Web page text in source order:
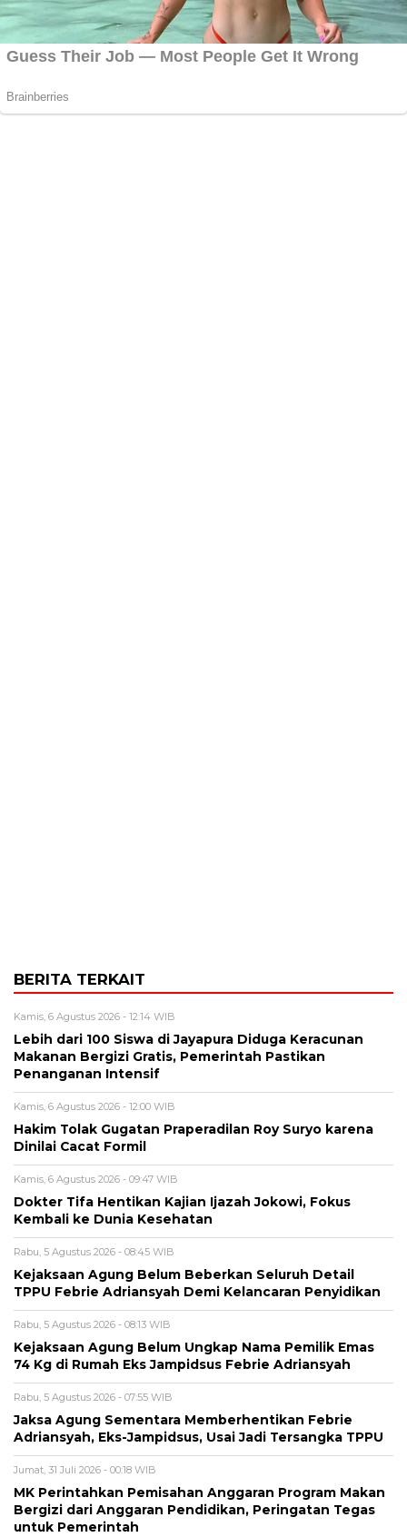
BERITA TERKAIT
Kamis, 6 Agustus 2026 - 12:14 WIB
Lebih dari 100 Siswa di Jayapura Diduga Keracunan
Makanan Bergizi Gratis, Pemerintah Pastikan
Penanganan Intensif
Kamis, 6 Agustus 2026 - 12:00 WIB
Hakim Tolak Gugatan Praperadilan Roy Suryo karena
Dinilai Cacat Formil
Kamis, 6 Agustus 2026 - 09:47 WIB
Dokter Tifa Hentikan Kajian Ijazah Jokowi, Fokus
Kembali ke Dunia Kesehatan
Rabu, 5 Agustus 2026 - 08:45 WIB
Kejaksaan Agung Belum Beberkan Seluruh Detail
TPPU Febrie Adriansyah Demi Kelancaran Penyidikan
Rabu, 5 Agustus 2026 - 08:13 WIB
Kejaksaan Agung Belum Ungkap Nama Pemilik Emas
74 Kg di Rumah Eks Jampidsus Febrie Adriansyah
Rabu, 5 Agustus 2026 - 07:55 WIB
Jaksa Agung Sementara Memberhentikan Febrie
Adriansyah, Eks-Jampidsus, Usai Jadi Tersangka TPPU
Jumat, 31 Juli 2026 - 00:18 WIB
MK Perintahkan Pemisahan Anggaran Program Makan
Bergizi dari Anggaran Pendidikan, Peringatan Tegas
untuk Pemerintah